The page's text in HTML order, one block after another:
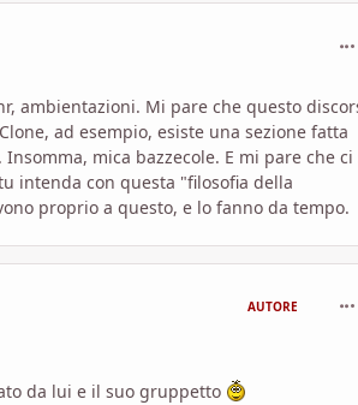
ambientazioni. Mi pare che questo
ad esempio, esiste una sezione fatta
mica bazzecole. E mi pare che ci
intenda con questa "filosofia della
proprio a questo, e lo fanno da tempo.
AUTORE
da lui e il suo gruppetto